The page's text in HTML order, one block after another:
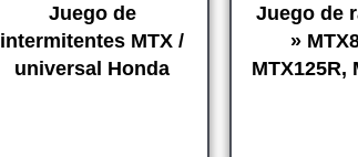
Juego de
intermitentes MTX /
universal Honda
Juego de
»
MTX125R,